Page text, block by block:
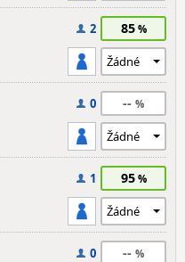
2 85
0 --
1 95
0 --